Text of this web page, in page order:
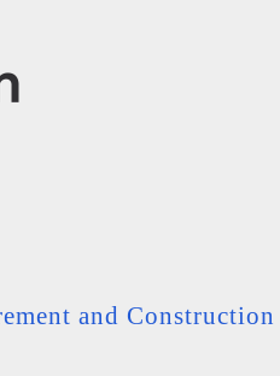
and Construction